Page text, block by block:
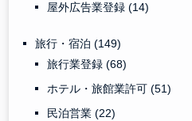
屋外広告業登録(14)
旅行・宿泊(149)
旅行業登録(68)
ホテル・旅館業許可(51)
民泊営業(22)